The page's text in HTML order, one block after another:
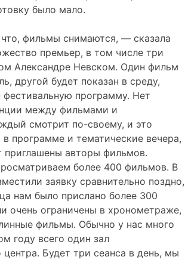
было мало.
фильмы снимаются, — сказала
премьер, в том числе три
Александре Невском. Один фильм
другой будет показан в среду,
программу. Нет
между фильмами и
смотрит по-своему, и это
в программе и тематические вечера,
приглашены авторы фильмов.
более 400 фильмов. В
заявку сравнительно поздно,
нам было прислано более 300
очень ограничены в хронометраже,
фильмы. Обычно у нас много
году всего один зал
центра. Будет три сеанса в день, мы